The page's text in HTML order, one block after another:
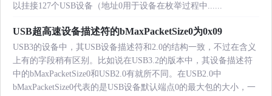
以挂接127个USB设备（地址0用于设备在枚举过程中......
USB超高速设备描述符的bMaxPacketSize0为0x09
USB3的设备中，其USB设备描述符和2.0的结构一致，不过在含义
上有的字段稍有区别。比如说在USB3.2的版本中，其设备描述符
中的bMaxPacketSize0和USB2.0有就所不同。在USB2.0中
bMaxPacketSize0代表的是USB设备默认端点0的最大包的大小，一